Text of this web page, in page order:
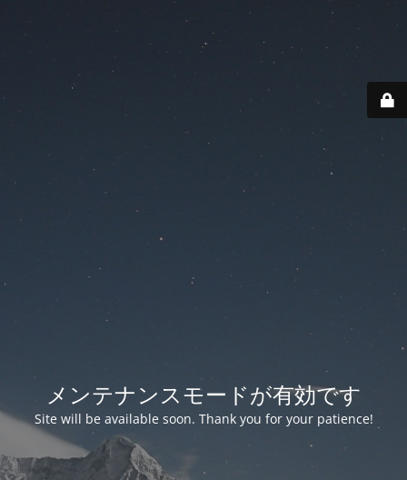
メンテナンスモードが有効です
Site will be available soon. Thank you for your patience!